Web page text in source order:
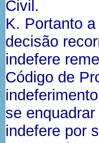
Civil.
K. Portanto
decisão
indefere
Código de
se
indefere por